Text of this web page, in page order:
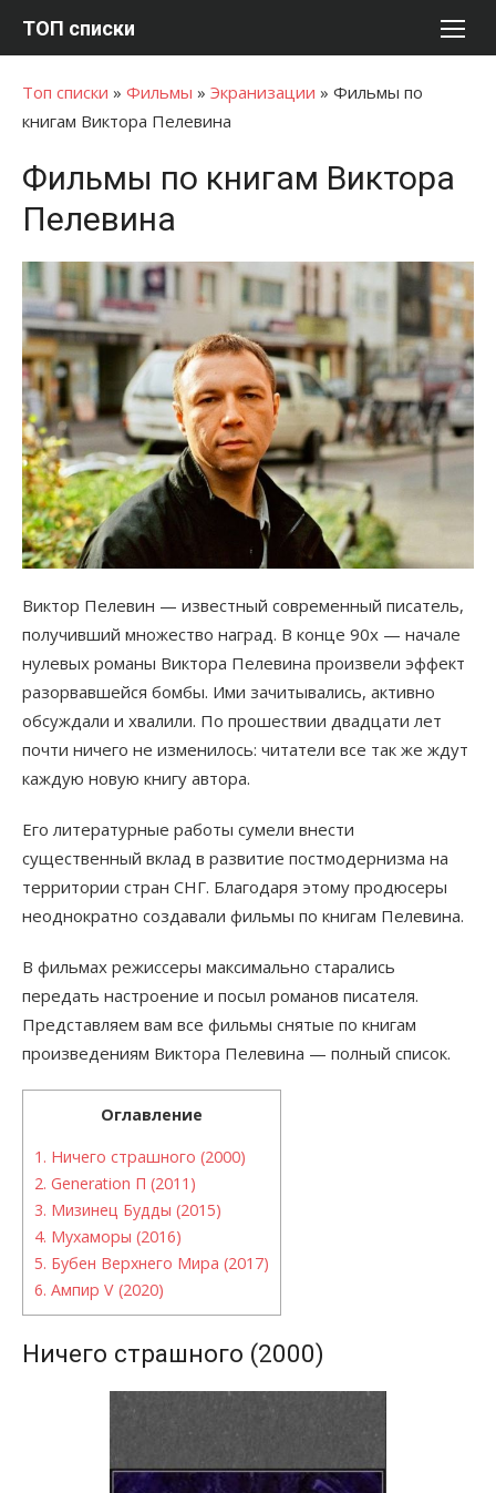
ТОП списки
Топ списки » Фильмы » Экранизации » Фильмы по
книгам Виктора Пелевина
Фильмы по книгам Виктора
Пелевина
Виктор Пелевин — известный современный писатель,
получивший множество наград. В конце 90х — начале
нулевых романы Виктора Пелевина произвели эффект
разорвавшейся бомбы. Ими зачитывались, активно
обсуждали и хвалили. По прошествии двадцати лет
почти ничего не изменилось: читатели все так же ждут
каждую новую книгу автора.
Его литературные работы сумели внести
существенный вклад в развитие постмодернизма на
территории стран СНГ. Благодаря этому продюсеры
неоднократно создавали фильмы по книгам Пелевина.
В фильмах режиссеры максимально старались
передать настроение и посыл романов писателя.
Представляем вам все фильмы снятые по книгам
произведениям Виктора Пелевина — полный список.
Оглавление
1. Ничего страшного (2000)
2. Generation П (2011)
3. Мизинец Будды (2015)
4. Мухаморы (2016)
5. Бубен Верхнего Мира (2017)
6. Ампир V (2020)
Ничего страшного (2000)